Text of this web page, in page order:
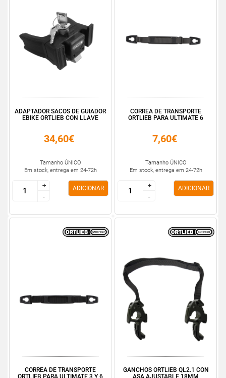
ADAPTADOR SACOS DE GUIADOR
EBIKE ORTLIEB CON LLAVE
34,60€
Tamanho ÚNICO
Em stock, entrega em 24-72h
+
-
+
-
ADICIONAR
CORREA DE TRANSPORTE
ORTLIEB PARA ULTIMATE 6
7,60€
Tamanho ÚNICO
Em stock, entrega em 24-72h
+
-
+
-
ADICIONAR
CORREA DE TRANSPORTE
ORTLIEB PARA ULTIMATE 3 Y 6
GANCHOS ORTLIEB QL2.1 CON
ASA AJUSTABLE 18MM